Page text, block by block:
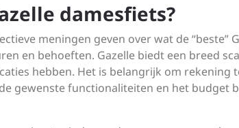
damesfiets?
meningen geven over wat de “beste”
en behoeften. Gazelle biedt een breed
hebben. Het is belangrijk om rekening
gewenste functionaliteiten en het budget